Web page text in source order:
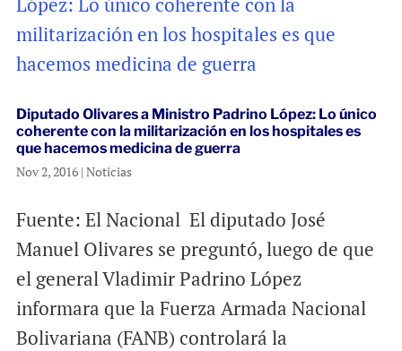
Diputado Olivares a Ministro Padrino López: Lo único
coherente con la militarización en los hospitales es
que hacemos medicina de guerra
Nov 2, 2016| Noticias
Fuente: El Nacional El diputado José
Manuel Olivares se preguntó, luego de que
el general Vladimir Padrino López
informara que la Fuerza Armada Nacional
Bolivariana (FANB) controlará la